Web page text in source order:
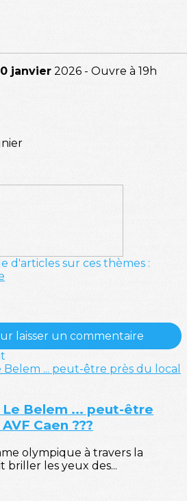
janvier 2026 - Ouvre à 19h
d'articles sur ces thèmes :
laisser un commentaire
Le Belem ... peut-être
Caen ???
olympique à travers la
briller les yeux des...